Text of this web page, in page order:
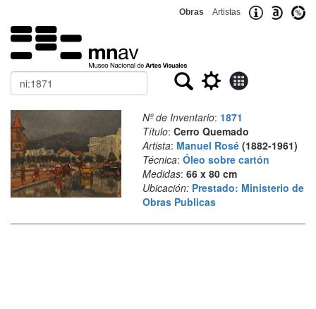
Obras Artistas
Buscar
Nº de Inventario: 1871
Título: Cerro Quemado
Artista: Manuel Rosé(1882-1961)
Técnica: Óleo sobre cartón
Medidas: 66 x 80 cm
Ubicación: Prestado: Ministerio de
Obras Publicas